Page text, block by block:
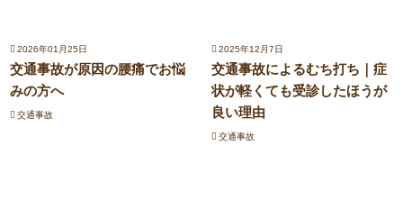
2026年01月25日
交通事故が原因の腰痛でお悩
みの方へ
交通事故
2025年12月7日
交通事故によるむち打ち｜症
状が軽くても受診したほうが
良い理由
交通事故